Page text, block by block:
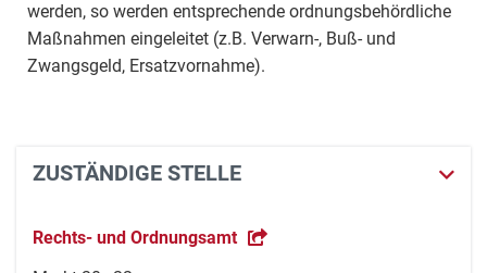
werden, so werden entsprechende ordnungsbehördliche
Maßnahmen eingeleitet (z.B. Verwarn-, Buß- und
Zwangsgeld, Ersatzvornahme).
ZUSTÄNDIGE STELLE
Rechts- und Ordnungsamt